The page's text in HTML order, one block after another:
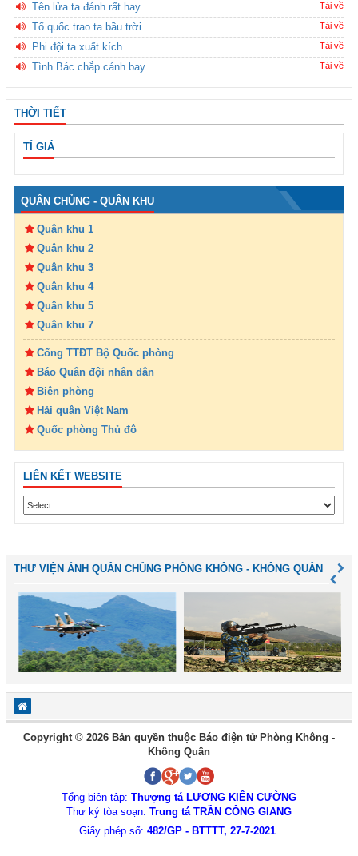
Tên lửa ta đánh rất hay Tải về
Tổ quốc trao ta bầu trời Tải về
Phi đội ta xuất kích Tải về
Tình Bác chắp cánh bay Tải về
THỜI TIẾT
TỈ GIÁ
QUÂN CHỦNG - QUÂN KHU
Quân khu 1
Quân khu 2
Quân khu 3
Quân khu 4
Quân khu 5
Quân khu 7
Cổng TTĐT Bộ Quốc phòng
Báo Quân đội nhân dân
Biên phòng
Hải quân Việt Nam
Quốc phòng Thủ đô
LIÊN KẾT WEBSITE
THƯ VIỆN ẢNH QUÂN CHỦNG PHÒNG KHÔNG - KHÔNG QUÂN
Copyright © 2026 Bản quyền thuộc Báo điện tử Phòng Không -
Không Quân
Tổng biên tập: Thượng tá LƯƠNG KIÊN CƯỜNG
Thư ký tòa soạn: Trung tá TRẦN CÔNG GIANG
Giấy phép số: 482/GP - BTTTT, 27-7-2021